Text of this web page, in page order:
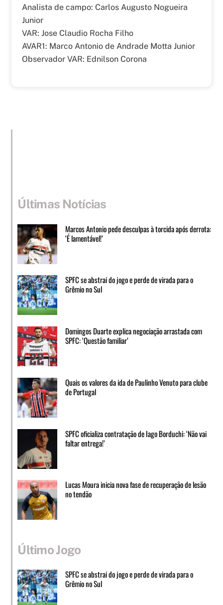
Analista de campo: Carlos Augusto Nogueira
Junior
VAR: Jose Claudio Rocha Filho
AVAR1: Marco Antonio de Andrade Motta Junior
Observador VAR: Ednilson Corona
Últimas Notícias
Marcos Antonio pede desculpas à torcida após derrota:
‘É lamentável!’
SPFC se abstrai do jogo e perde de virada para o
Grêmio no Sul
Domingos Duarte explica negociação arrastada com
SPFC: ‘Questão familiar’
Quais os valores da ida de Paulinho Venuto para clube
de Portugal
SPFC oficializa contratação de Iago Borduchi: ‘Não vai
faltar entrega!’
Lucas Moura inicia nova fase de recuperação de lesão
no tendão
Último Jogo
SPFC se abstrai do jogo e perde de virada para o
Grêmio no Sul